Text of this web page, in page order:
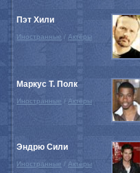
Пэт Хили
Иностранные / Актёры
Маркус Т. Полк
Иностранные / Актёры
Эндрю Сили
Иностранные / Актёры